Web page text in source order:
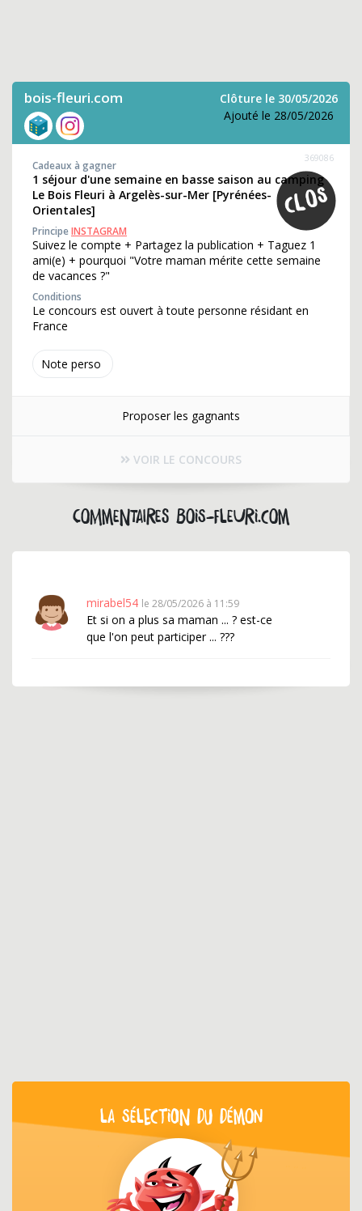
bois-fleuri.com
Clôture le 30/05/2026
Ajouté le 28/05/2026
Note perso
369086
Cadeaux à gagner
1 séjour d'une semaine en basse saison au camping
Le Bois Fleuri à Argelès-sur-Mer [Pyrénées-
Orientales]
PrincipeINSTAGRAM
Suivez le compte + Partagez la publication + Taguez 1
ami(e) + pourquoi "Votre maman mérite cette semaine
de vacances ?"
Conditions
Le concours est ouvert à toute personne résidant en
France
Proposer les gagnants
VOIR LE CONCOURS
Commentaires bois-fleuri.com
mirabel54 le 28/05/2026 à 11:59
Et si on a plus sa maman ... ? est-ce
que l'on peut participer ... ???
LA SÉLECTION DU DÉMON